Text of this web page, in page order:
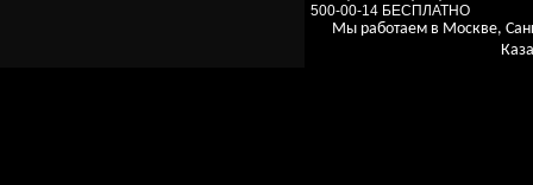
500-00-14 БЕСПЛАТНО
Мы работаем в Москве,